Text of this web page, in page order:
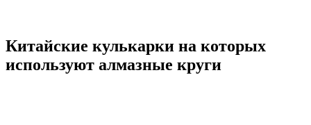
Китайские кулькарки на которых
используют алмазные круги